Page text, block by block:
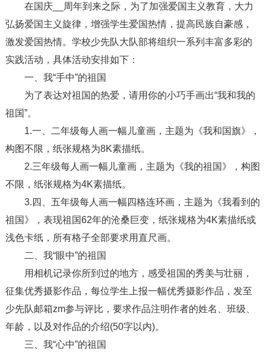
在国庆__周年到来之际，为了加强爱国主义教育，大力
弘扬爱国主义旋律，增强学生爱国热情，提高民族自豪感，
激发爱国热情。学校少先队大队部将组织一系列丰富多彩的
实践活动，具体活动安排如下：
一、我“手中”的祖国
为了表达对祖国的热爱，请用你的小巧手画出“我和我的
祖国”。
1.一、二年级每人画一幅儿童画，主题为《我和国旗》，
构图不限，纸张规格为8K素描纸。
2.三年级每人画一幅儿童画，主题为《我的祖国》，构图
不限，纸张规格为4K素描纸。
3.四、五年级每人画一幅四格连环画，主题为《我看到的
祖国》，表现祖国62年的沧桑巨变，纸张规格为4K素描纸或
浅色卡纸，所有格子全部要求用直尺画。
二、我“眼中”的祖国
用相机记录你所到过的地方，感受祖国的秀美与壮丽，
征集优秀摄影作品，每位学生上报一幅优秀摄影作品，发至
少先队邮箱zm参与评比，要求作品注明作者的姓名、班级、
年龄，以及对作品的介绍(50字以内)。
三、我“心中”的祖国